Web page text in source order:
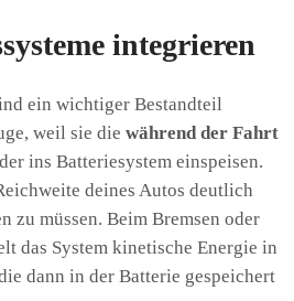
integrieren
ein wichtiger Bestandteil
weil sie die während der Fahrt
ins Batteriesystem einspeisen.
deines Autos deutlich
zu müssen. Beim Bremsen oder
das System kinetische Energie in
dann in der Batterie gespeichert